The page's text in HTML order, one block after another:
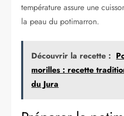
température assure une
la peau du potimarron.
Découvrir la recette :
morilles : recette
du Jura